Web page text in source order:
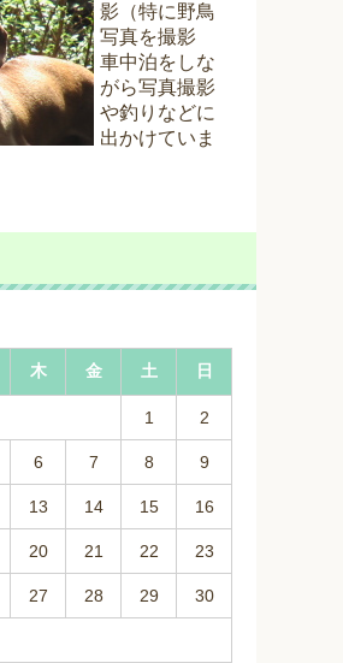
影（特に野鳥
写真を撮影
車中泊をしな
がら写真撮影
や釣りなどに
出かけていま
木 金 土 日
1 2
6 7 8 9
13 14 15 16
20 21 22 23
27 28 29 30